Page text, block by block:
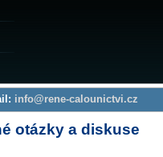
info@rene-calounictvi.cz
otázky a diskuse